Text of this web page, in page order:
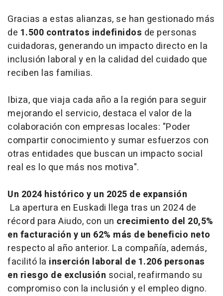
Gracias a estas alianzas, se han gestionado más
de 1.500 contratos indefinidos de personas
cuidadoras, generando un impacto directo en la
inclusión laboral y en la calidad del cuidado que
reciben las familias.
Ibiza, que viaja cada año a la región para seguir
mejorando el servicio, destaca el valor de la
colaboración con empresas locales: "Poder
compartir conocimiento y sumar esfuerzos con
otras entidades que buscan un impacto social
real es lo que más nos motiva".
Un 2024 histórico y un 2025 de expansión
La apertura en Euskadi llega tras un 2024 de
récord para Aiudo, con un crecimiento del 20,5%
en facturación y un 62% más de beneficio neto
respecto al año anterior. La compañía, además,
facilitó la inserción laboral de 1.206 personas
en riesgo de exclusión social, reafirmando su
compromiso con la inclusión y el empleo digno.